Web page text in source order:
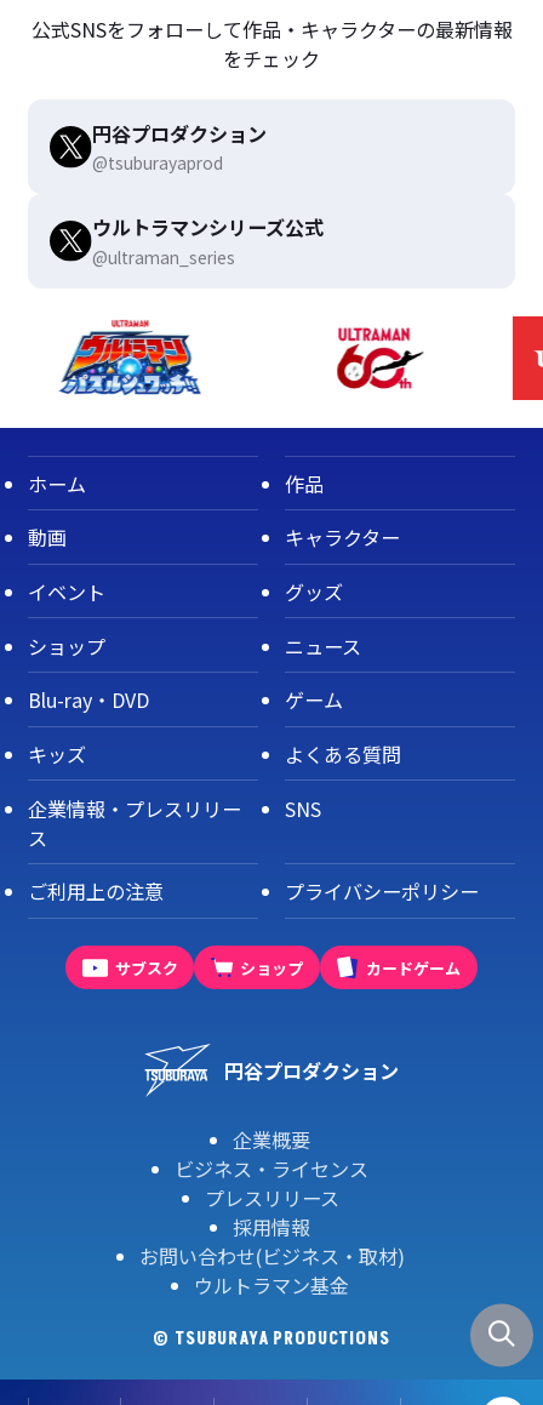
公式SNSをフォローして作品・キャラクターの最新情報
をチェック
円谷プロダクション
@tsuburayaprod
ウルトラマンシリーズ公式
@ultraman_series
ホーム
作品
動画
キャラクター
イベント
グッズ
ショップ
ニュース
Blu-ray・DVD
ゲーム
キッズ
よくある質問
企業情報・プレスリリー
ス
SNS
ご利用上の注意 プライバシーポリシー
サブスク ショップ カードゲーム
円谷プロダクション
企業概要
ビジネス・ライセンス
プレスリリース
採用情報
お問い合わせ(ビジネス・取材)
ウルトラマン基金
© TSUBURAYA PRODUCTIONS